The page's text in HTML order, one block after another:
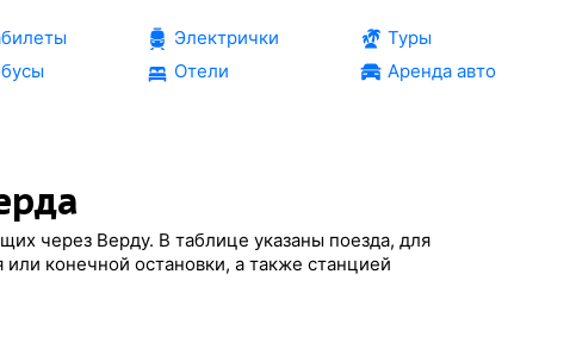
Электрички
Отели
Туры
Аренда авто
через Верду. В таблице указаны поезда, для
конечной остановки, а также станцией